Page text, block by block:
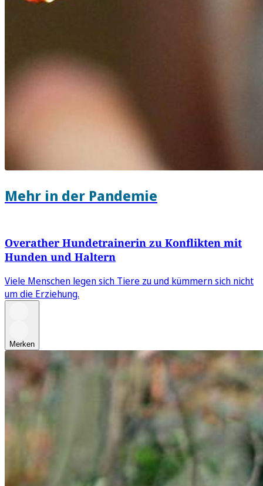
Mehr in der Pandemie
Overather Hundetrainerin zu Konflikten mit
Hunden und Haltern
Viele Menschen legen sich Tiere zu und kümmern sich nicht
um die Erziehung.
Merken